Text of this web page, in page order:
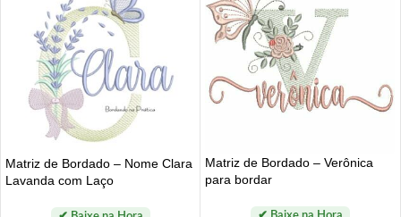
Matriz de Bordado – Nome Clara
Lavanda com Laço
Matriz de Bordado – Verônica
para bordar